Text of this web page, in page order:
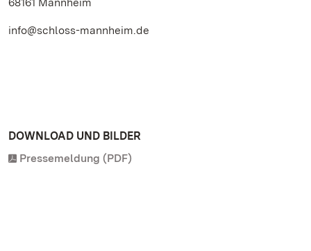
info@schloss-mannheim.de
DOWNLOAD UND BILDER
Pressemeldung (PDF)